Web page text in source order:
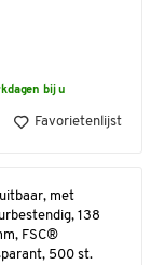
bij u
Favorietenlijst
met
138
FSC®
500 st.